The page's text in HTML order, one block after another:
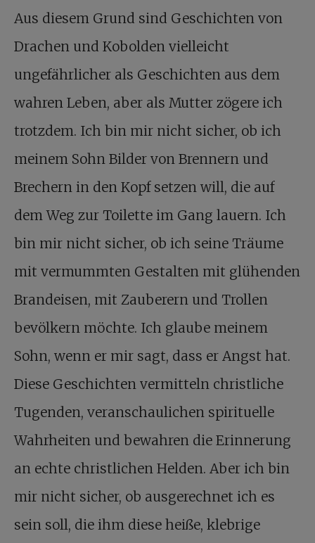
Aus diesem Grund sind Geschichten von
Drachen und Kobolden vielleicht
ungefährlicher als Geschichten aus dem
wahren Leben, aber als Mutter zögere ich
trotzdem. Ich bin mir nicht sicher, ob ich
meinem Sohn Bilder von Brennern und
Brechern in den Kopf setzen will, die auf
dem Weg zur Toilette im Gang lauern. Ich
bin mir nicht sicher, ob ich seine Träume
mit vermummten Gestalten mit glühenden
Brandeisen, mit Zauberern und Trollen
bevölkern möchte. Ich glaube meinem
Sohn, wenn er mir sagt, dass er Angst hat.
Diese Geschichten vermitteln christliche
Tugenden, veranschaulichen spirituelle
Wahrheiten und bewahren die Erinnerung
an echte christlichen Helden. Aber ich bin
mir nicht sicher, ob ausgerechnet ich es
sein soll, die ihm diese heiße, klebrige